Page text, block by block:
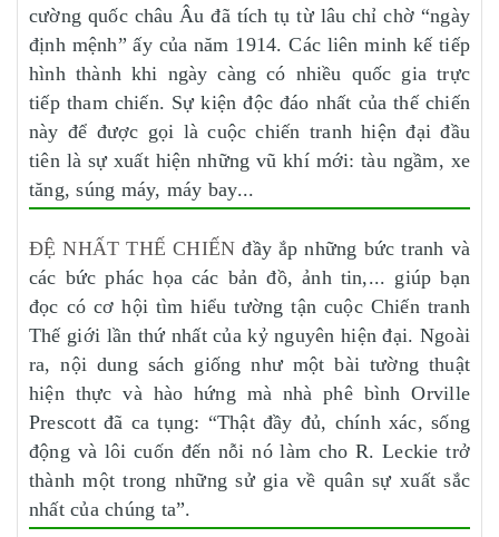
cường quốc châu Âu đã tích tụ từ lâu chỉ chờ “ngày
định mệnh” ấy của năm 1914. Các liên minh kế tiếp
hình thành khi ngày càng có nhiều quốc gia trực
tiếp tham chiến. Sự kiện độc đáo nhất của thế chiến
này để được gọi là cuộc chiến tranh hiện đại đầu
tiên là sự xuất hiện những vũ khí mới: tàu ngầm, xe
tăng, súng máy, máy bay...
ĐỆ NHẤT THẾ CHIẾN đầy ắp những bức tranh và
các bức phác họa các bản đồ, ảnh tin,... giúp bạn
đọc có cơ hội tìm hiểu tường tận cuộc Chiến tranh
Thế giới lần thứ nhất của kỷ nguyên hiện đại. Ngoài
ra, nội dung sách giống như một bài tường thuật
hiện thực và hào hứng mà nhà phê bình Orville
Prescott đã ca tụng: “Thật đầy đủ, chính xác, sống
động và lôi cuốn đến nỗi nó làm cho R. Leckie trở
thành một trong những sử gia về quân sự xuất sắc
nhất của chúng ta”.